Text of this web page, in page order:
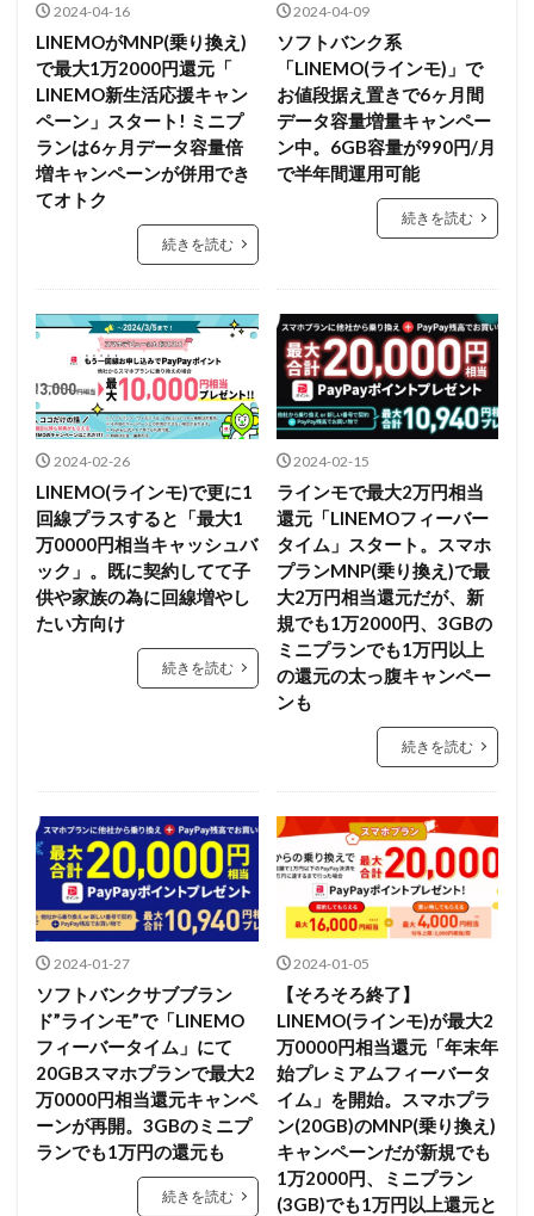
2024-04-16
LINEMOがMNP(乗り換え)
で最大1万2000円還元「
LINEMO新生活応援キャン
ペーン」スタート! ミニプ
ランは6ヶ月データ容量倍
増キャンペーンが併用でき
てオトク
続きを読む
2024-04-09
ソフトバンク系
「LINEMO(ラインモ)」で
お値段据え置きで6ヶ月間
データ容量増量キャンペー
ン中。6GB容量が990円/月
で半年間運用可能
続きを読む
2024-02-26
LINEMO(ラインモ)で更に1
回線プラスすると「最大1
万0000円相当キャッシュバ
ック」。既に契約してて子
供や家族の為に回線増やし
たい方向け
続きを読む
2024-02-15
ラインモで最大2万円相当
還元「LINEMOフィーバー
タイム」スタート。スマホ
プランMNP(乗り換え)で最
大2万円相当還元だが、新
規でも1万2000円、3GBの
ミニプランでも1万円以上
の還元の太っ腹キャンペー
ンも
続きを読む
2024-01-27
ソフトバンクサブブラン
ド”ラインモ”で「LINEMO
フィーバータイム」にて
20GBスマホプランで最大2
万0000円相当還元キャンペ
ーンが再開。3GBのミニプ
ランでも1万円の還元も
続きを読む
2024-01-05
【そろそろ終了】
LINEMO(ラインモ)が最大2
万0000円相当還元「年末年
始プレミアムフィーバータ
イム」を開始。スマホプラ
ン(20GB)のMNP(乗り換え)
キャンペーンだが新規でも
1万2000円、ミニプラン
(3GB)でも1万円以上還元と